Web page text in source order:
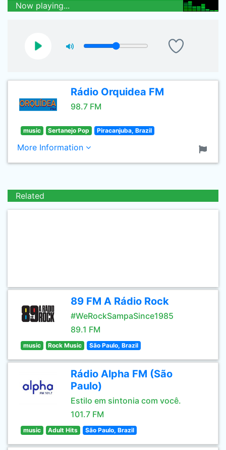
Now playing...
Rádio Orquidea FM
98.7 FM
music Sertanejo Pop Piracanjuba, Brazil
More Information
Related
89 FM A Rádio Rock
#WeRockSampaSince1985
89.1 FM
music Rock Music São Paulo, Brazil
Rádio Alpha FM (São
Paulo)
Estilo em sintonia com você.
101.7 FM
music Adult Hits São Paulo, Brazil